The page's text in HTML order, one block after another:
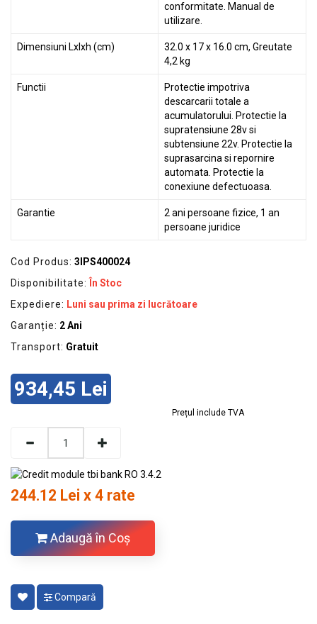
conformitate. Manual de
utilizare.
Dimensiuni Lxlxh (cm)
32.0 x 17 x 16.0 cm, Greutate
4,2 kg
Functii
Protectie impotriva
descarcarii totale a
acumulatorului. Protectie la
supratensiune 28v si
subtensiune 22v. Protectie la
suprasarcina si repornire
automata. Protectie la
conexiune defectuoasa.
Garantie
2 ani persoane fizice, 1 an
persoane juridice
Cod Produs: 3IPS400024
Disponibilitate:
În Stoc
Expediere: Luni sau prima zi lucrătoare
Garanție: 2 Ani
Transport: Gratuit
934,45 Lei
Prețul include TVA
244.12 Lei x 4 rate
Adaugă în Coş
Compară